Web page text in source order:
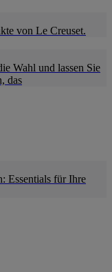
von Le Creuset.
Wahl und lassen Sie
das
Essentials für Ihre